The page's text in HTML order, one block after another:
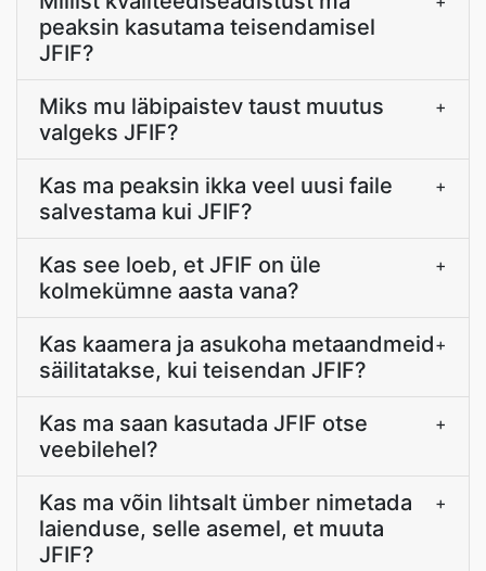
peaksin kasutama teisendamisel
JFIF?
Miks mu läbipaistev taust muutus
valgeks JFIF?
+
Kas ma peaksin ikka veel uusi faile
salvestama kui JFIF?
+
Kas see loeb, et JFIF on üle
kolmekümne aasta vana?
+
Kas kaamera ja asukoha metaandmeid
säilitatakse, kui teisendan JFIF?
+
Kas ma saan kasutada JFIF otse
veebilehel?
+
Kas ma võin lihtsalt ümber nimetada
laienduse, selle asemel, et muuta
JFIF?
+